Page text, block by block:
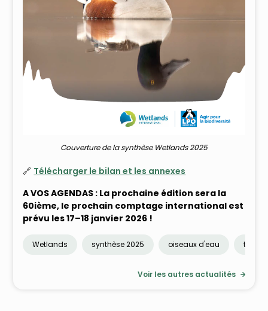
Couverture de la synthèse Wetlands 2025
🔗 Télécharger le bilan et les annexes
A VOS AGENDAS : La prochaine édition sera la
60ième, le prochain comptage international est
prévu les 17–18 janvier 2026 !
Wetlands synthèse 2025 oiseaux d'eau
Voir les autres actualités